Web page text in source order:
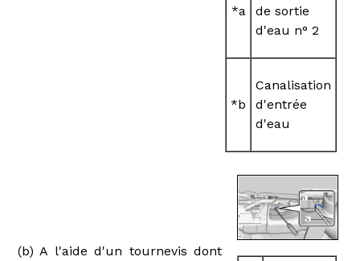
*a
de sortie
d'eau n° 2
*b
Canalisation
d'entrée
d'eau
(b) A l'aide d'un tournevis dont